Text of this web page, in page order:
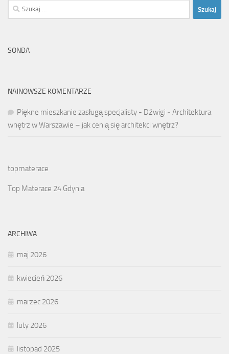
Szukaj:
SONDA
NAJNOWSZE KOMENTARZE
Piękne mieszkanie zasługą specjalisty - Dźwigi - Architektura
wnętrz w Warszawie – jak cenią się architekci wnętrz?
topmaterace
Top Materace 24 Gdynia
ARCHIWA
maj 2026
kwiecień 2026
marzec 2026
luty 2026
listopad 2025